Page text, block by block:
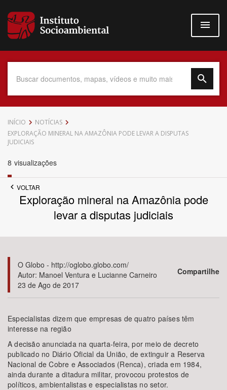
para
conteúdo
Data do Documento
Tema
Área de Levantamento
Área Protegida
INÍCIO
NOTÍCIAS
EXPLORAÇÃO MINERAL NA AMAZÔNIA PODE LEVAR A DISPUTAS
JUDICIAIS
8 visualizações
VOLTAR
Exploração mineral na Amazônia pode
levar a disputas judiciais
O Globo - http://oglobo.globo.com/
Autor: Manoel Ventura e Lucianne Carneiro
23 de Ago de 2017
Compartilhe
Especialistas dizem que empresas de quatro países têm
interesse na região
A decisão anunciada na quarta-feira, por meio de decreto
publicado no Diário Oficial da União, de extinguir a Reserva
Nacional de Cobre e Associados (Renca), criada em 1984,
ainda durante a ditadura militar, provocou protestos de
políticos, ambientalistas e especialistas no setor.